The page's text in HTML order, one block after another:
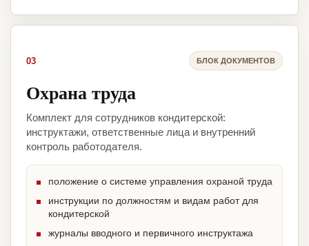
03 БЛОК ДОКУМЕНТОВ
Охрана труда
Комплект для сотрудников кондитерской:
инструктажи, ответственные лица и внутренний
контроль работодателя.
положение о системе управления охраной труда
инструкции по должностям и видам работ для
кондитерской
журналы вводного и первичного инструктажа